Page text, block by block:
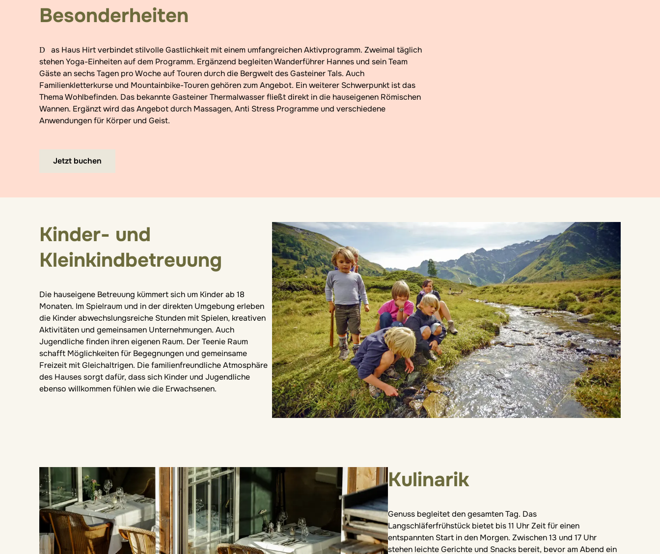
Besonderheiten
Das Haus Hirt verbindet stilvolle Gastlichkeit mit einem umfangreichen Aktivprogramm. Zweimal täglich
stehen Yoga-Einheiten auf dem Programm. Ergänzend begleiten Wanderführer Hannes und sein Team
Gäste an sechs Tagen pro Woche auf Touren durch die Bergwelt des Gasteiner Tals. Auch
Familienkletterkurse und Mountainbike-Touren gehören zum Angebot. Ein weiterer Schwerpunkt ist das
Thema Wohlbefinden. Das bekannte Gasteiner Thermalwasser fließt direkt in die hauseigenen Römischen
Wannen. Ergänzt wird das Angebot durch Massagen, Anti Stress Programme und verschiedene
Anwendungen für Körper und Geist.
Jetzt buchen
Kinder- und
Kleinkindbetreuung
Die hauseigene Betreuung kümmert sich um Kinder ab 18
Monaten. Im Spielraum und in der direkten Umgebung erleben
die Kinder abwechslungsreiche Stunden mit Spielen, kreativen
Aktivitäten und gemeinsamen Unternehmungen. Auch
Jugendliche finden ihren eigenen Raum. Der Teenie Raum
schafft Möglichkeiten für Begegnungen und gemeinsame
Freizeit mit Gleichaltrigen. Die familienfreundliche Atmosphäre
des Hauses sorgt dafür, dass sich Kinder und Jugendliche
ebenso willkommen fühlen wie die Erwachsenen.
Kulinarik
Genuss begleitet den gesamten Tag. Das
Langschläferfrühstück bietet bis 11 Uhr Zeit für einen
entspannten Start in den Morgen. Zwischen 13 und 17 Uhr
stehen leichte Gerichte und Snacks bereit, bevor am Abend ein